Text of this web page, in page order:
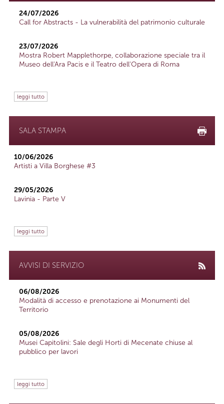
24/07/2026
Call for Abstracts - La vulnerabilità del patrimonio culturale
23/07/2026
Mostra Robert Mapplethorpe, collaborazione speciale tra il
Museo dell'Ara Pacis e il Teatro dell'Opera di Roma
leggi tutto
SALA STAMPA
10/06/2026
Artisti a Villa Borghese #3
29/05/2026
Lavinia - Parte V
leggi tutto
AVVISI DI SERVIZIO
06/08/2026
Modalità di accesso e prenotazione ai Monumenti del
Territorio
05/08/2026
Musei Capitolini: Sale degli Horti di Mecenate chiuse al
pubblico per lavori
leggi tutto